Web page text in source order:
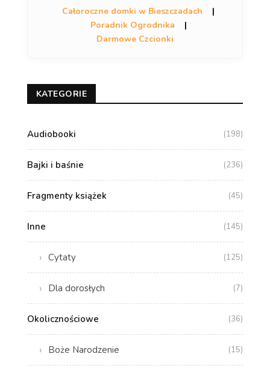
Całoroczne domki w Bieszczadach
|
Poradnik Ogrodnika
|
Darmowe Czcionki
KATEGORIE
Audiobooki (198)
Bajki i baśnie (236)
Fragmenty książek (45)
Inne (145)
Cytaty (125)
Dla dorosłych (7)
Okolicznościowe (36)
Boże Narodzenie (15)